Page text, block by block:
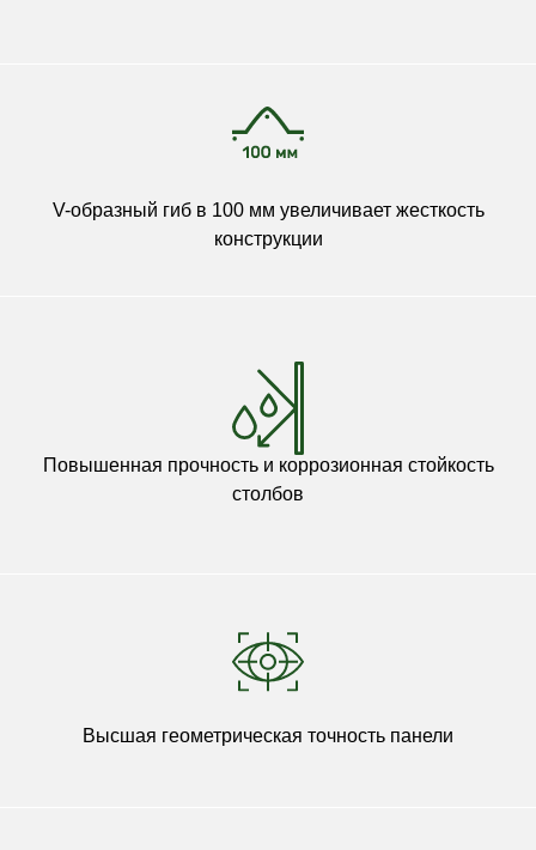
V-образный гиб в 100 мм увеличивает жесткость
конструкции
Повышенная прочность и коррозионная стойкость
столбов
Высшая геометрическая точность панели